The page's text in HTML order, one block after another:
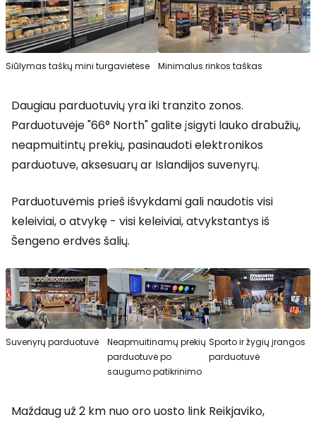
Siūlymas taškų mini turgavietėse Minimalus rinkos taškas
Daugiau parduotuvių yra iki tranzito zonos.
Parduotuvėje "66° North" galite įsigyti lauko drabužių,
neapmuitintų prekių, pasinaudoti elektronikos
parduotuve, aksesuarų ar Islandijos suvenyrų.
Parduotuvėmis prieš išvykdami gali naudotis visi
keleiviai, o atvykę - visi keleiviai, atvykstantys iš
Šengeno erdvės šalių.
Suvenyrų parduotuvė
Neapmuitinamų prekių
parduotuvė po
saugumo patikrinimo
Sporto ir žygių įrangos
parduotuvė
Maždaug už 2 km nuo oro uosto link Reikjaviko,